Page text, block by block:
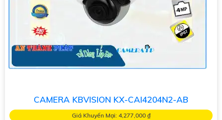
CAMERA KBVISION KX-CAI4204N2-AB
Giá Khuyến Mại: 4,277,000 ₫